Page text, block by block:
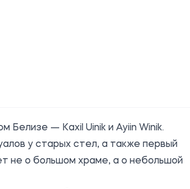
Белизе — Kaxil Uinik и Ayiin Winik.
у старых стел, а также первый
не о большом храме, а о небольшой